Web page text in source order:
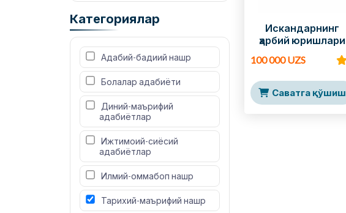
Категориялар
Адабий-бадиий нашр
Болалар адабиёти
адабиётлар
адабиётлар
Илмий-оммабоп нашр
Тарихий-маърифий нашр
Искандарнинг
ҳарбий юришлари
100 000 UZS
Саватга қўшиш